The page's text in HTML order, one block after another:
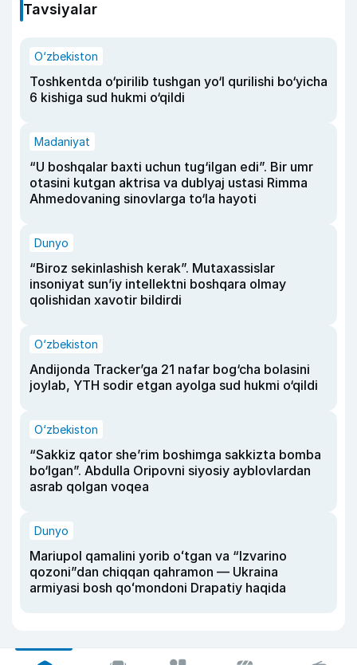
Tavsiyalar
O‘zbekiston
Toshkentda o‘pirilib tushgan yo‘l qurilishi bo‘yicha
6 kishiga sud hukmi o‘qildi
Madaniyat
“U boshqalar baxti uchun tug‘ilgan edi”. Bir umr
otasini kutgan aktrisa va dublyaj ustasi Rimma
Ahmedovaning sinovlarga to‘la hayoti
Dunyo
“Biroz sekinlashish kerak”. Mutaxassislar
insoniyat sun’iy intellektni boshqara olmay
qolishidan xavotir bildirdi
O‘zbekiston
Andijonda Tracker’ga 21 nafar bog‘cha bolasini
joylab, YTH sodir etgan ayolga sud hukmi o‘qildi
O‘zbekiston
“Sakkiz qator she’rim boshimga sakkizta bomba
bo‘lgan”. Abdulla Oripovni siyosiy ayblovlardan
asrab qolgan voqea
Dunyo
Mariupol qamalini yorib oʻtgan va “Izvarino
qozoni”dan chiqqan qahramon — Ukraina
armiyasi bosh qoʻmondoni Drapatiy haqida